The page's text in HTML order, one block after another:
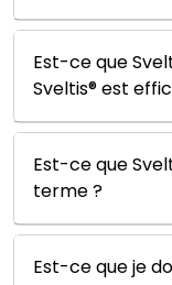
Est-ce que
Sveltis® est
Est-ce que
terme ?
Est-ce que je